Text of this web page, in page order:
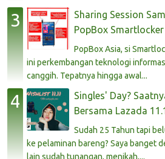
Sharing Session
PopBox
PopBox Asia, si
ini perkembangan teknologi
canggih. Tepatnya hingga awal...
Singles' Day?
Bersama Lazada
Sudah 25 Tahun tapi
ke pelaminan bareng? Saya banget
lain sudah tunangan, menikah,...